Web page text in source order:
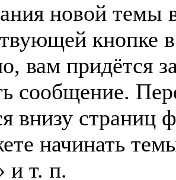
новой темы
кнопке
вам придётся
сообщение.
внизу
начинать
и т. п.